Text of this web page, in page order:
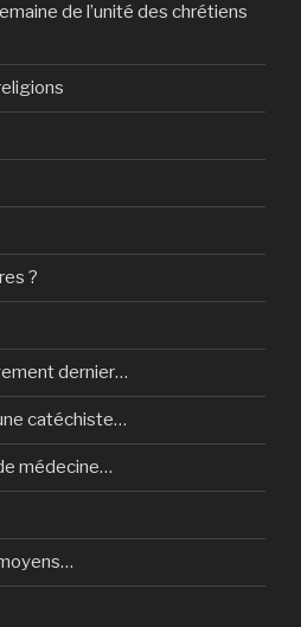
de l’unité des chrétiens
?
dernier…
catéchiste…
médecine…